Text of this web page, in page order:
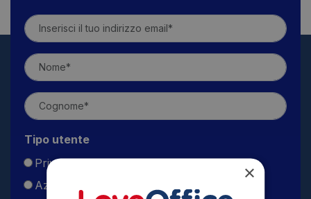
Tipo utente
Privato
Azienda
×